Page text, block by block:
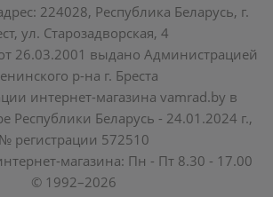
224028, Республика Беларусь, г.
ул. Старозадворская, 4
26.03.2001 выдано Администрацией
р-на г. Бреста
интернет-магазина vamrad.by в
Республики Беларусь - 24.01.2024 г.,
№ регистрации 572510
магазина: Пн - Пт 8.30 - 17.00
© 1992–2026